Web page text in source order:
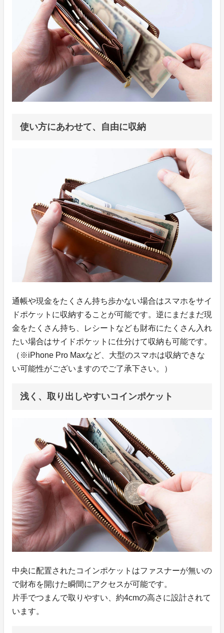
使い方にあわせて、自由に収納
通帳や現金をたくさん持ち歩かない場合はスマホをサイ
ドポケットに収納することが可能です。逆にまだまだ現
金をたくさん持ち、レシートなども財布にたくさん入れ
たい場合はサイドポケットに仕分けて収納も可能です。
（※iPhone Pro Maxなど、大型のスマホは収納できな
い可能性がございますのでご了承下さい。）
浅く、取り出しやすいコインポケット
中央に配置されたコインポケットはファスナーが無いの
で財布を開けた瞬間にアクセスが可能です。
片手でつまんで取りやすい、約4cmの高さに設計されて
います。